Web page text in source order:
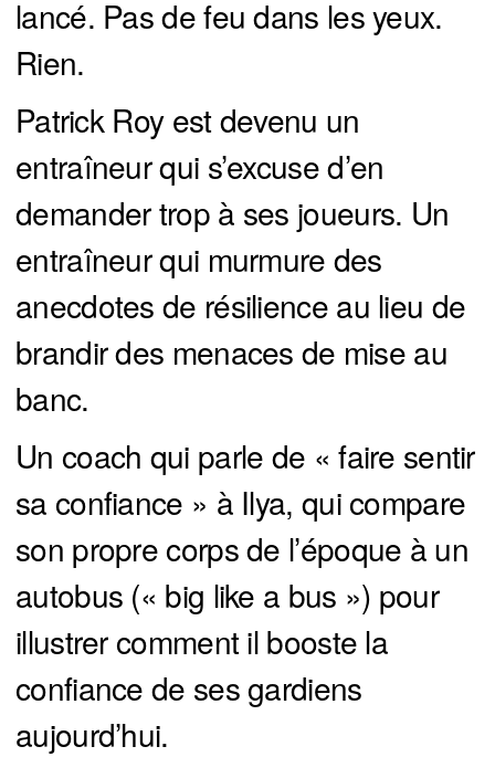
lancé. Pas de feu dans les yeux.
Rien.
Patrick Roy est devenu un
entraîneur qui s’excuse d’en
demander trop à ses joueurs. Un
entraîneur qui murmure des
anecdotes de résilience au lieu de
brandir des menaces de mise au
banc.
Un coach qui parle de « faire sentir
sa confiance » à Ilya, qui compare
son propre corps de l’époque à un
autobus (« big like a bus ») pour
illustrer comment il booste la
confiance de ses gardiens
aujourd’hui.